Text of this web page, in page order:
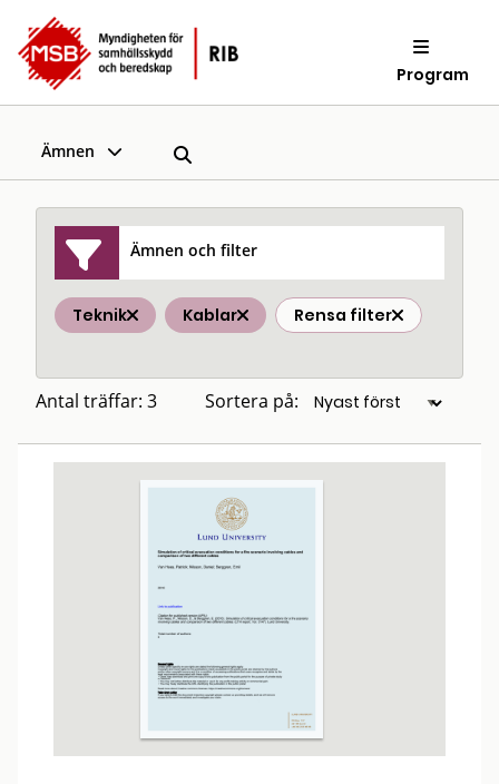
Program
Ämnen
Ämnen och filter
Teknik Kablar Rensa filter
Antal träffar: 3 Sortera på: